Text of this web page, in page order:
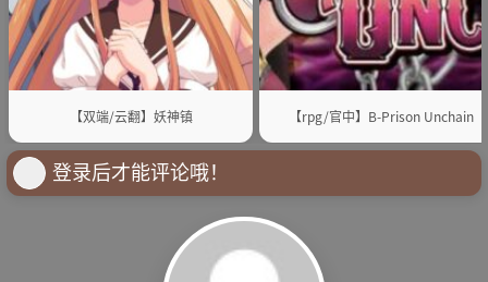
【双端/云翻】妖神镇 【rpg/官中】B-Prison Unchain
登录后才能评论哦！